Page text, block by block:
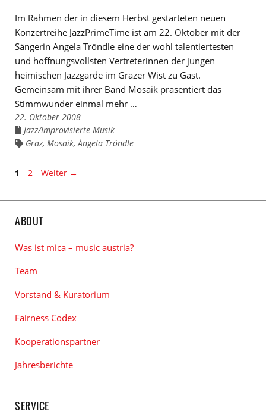
Im Rahmen der in diesem Herbst gestarteten neuen
Konzertreihe JazzPrimeTime ist am 22. Oktober mit der
Sängerin Angela Tröndle eine der wohl talentiertesten
und hoffnungsvollsten Vertreterinnen der jungen
heimischen Jazzgarde im Grazer Wist zu Gast.
Gemeinsam mit ihrer Band Mosaik präsentiert das
Stimmwunder einmal mehr …
22. Oktober 2008
Links
zu
den
Jazz/Improvisierte Musik
Links
Graz, Mosaik, Àngela Tröndle
Seite
1 Seite
2 Weiter →
ABOUT
Was ist mica – music austria?
Team
Vorstand & Kuratorium
Fairness Codex
Kooperationspartner
Jahresberichte
SERVICE